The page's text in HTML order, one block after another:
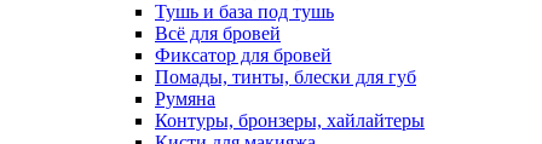
Тушь и база под тушь
Всё для бровей
Фиксатор для бровей
Помады, тинты, блески для губ
Румяна
Контуры, бронзеры, хайлайтеры